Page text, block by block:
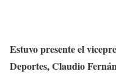
Estuvo presente el
Deportes, Claudio